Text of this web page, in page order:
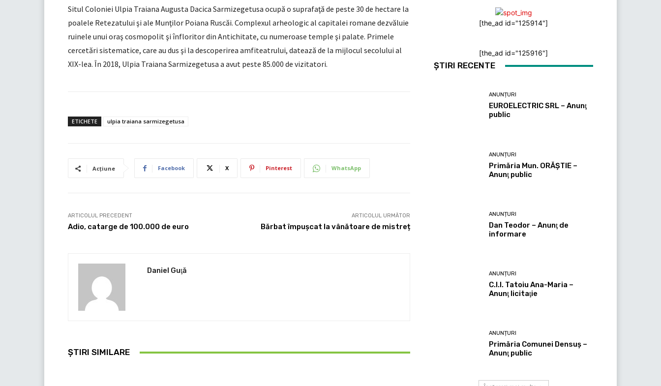
Situl Coloniei Ulpia Traiana Augusta Dacica Sarmizegetusa ocupă o suprafaţă de peste 30 de hectare la
poalele Retezatului şi ale Munţilor Poiana Ruscăi. Complexul arheologic al capitalei romane dezvăluie
ruinele unui oraş cosmopolit şi înfloritor din Antichitate, cu numeroase temple şi palate. Primele
cercetări sistematice, care au dus şi la descoperirea amfiteatrului, datează de la mijlocul secolului al
XIX-lea. În 2018, Ulpia Traiana Sarmizegetusa a avut peste 85.000 de vizitatori.
ETICHETE ulpia traiana sarmizegetusa
Acțiune Facebook X Pinterest WhatsApp
ARTICOLUL PRECEDENT
Adio, catarge de 100.000 de euro
ARTICOLUL URMĂTOR
Bărbat împușcat la vânătoare de mistreț
Daniel Guţă
ȘTIRI SIMILARE
[the_ad id="125914"]
[the_ad id="125916"]
ȘTIRI RECENTE
ANUNȚURI
EUROELECTRIC SRL – Anunţ
public
ANUNȚURI
Primăria Mun. ORĂȘTIE –
Anunţ public
ANUNȚURI
Dan Teodor – Anunţ de
informare
ANUNȚURI
C.I.I. Tatoiu Ana-Maria –
Anunţ licitaţie
ANUNȚURI
Primăria Comunei Densuş –
Anunţ public